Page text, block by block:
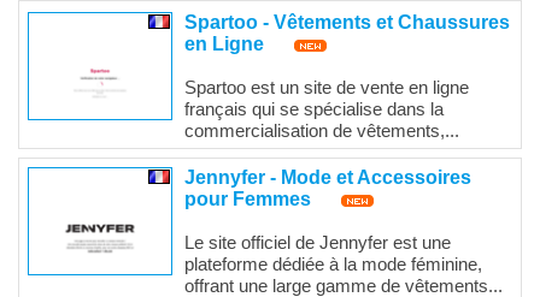
Spartoo - Vêtements et Chaussures
en Ligne
Spartoo est un site de vente en ligne
français qui se spécialise dans la
commercialisation de vêtements,...
Jennyfer - Mode et Accessoires
pour Femmes
Le site officiel de Jennyfer est une
plateforme dédiée à la mode féminine,
offrant une large gamme de vêtements...